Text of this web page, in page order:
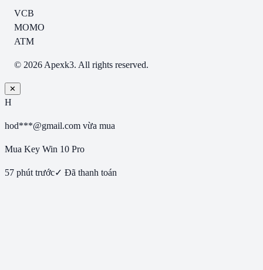
VCB
MOMO
ATM
© 2026 Apexk3. All rights reserved.
✕
H
hod***@gmail.com vừa mua
Mua Key Win 10 Pro
57 phút trước✓ Đã thanh toán